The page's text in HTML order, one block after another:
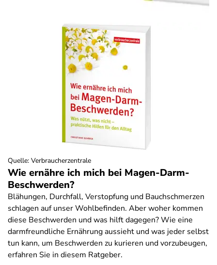
Wie ernähre ich mich bei Magen-Darm-
Beschwerden?
Blähungen, Durchfall, Verstopfung und Bauchschmerzen
schlagen auf unser Wohlbefinden. Aber woher kommen
diese Beschwerden und was hilft dagegen? Wie eine
darmfreundliche Ernährung aussieht und was jeder selbst
tun kann, um Beschwerden zu kurieren und vorzubeugen,
erfahren Sie in diesem Ratgeber.
Quelle: Verbraucherzentrale